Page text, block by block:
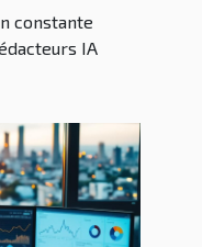
constante
IA